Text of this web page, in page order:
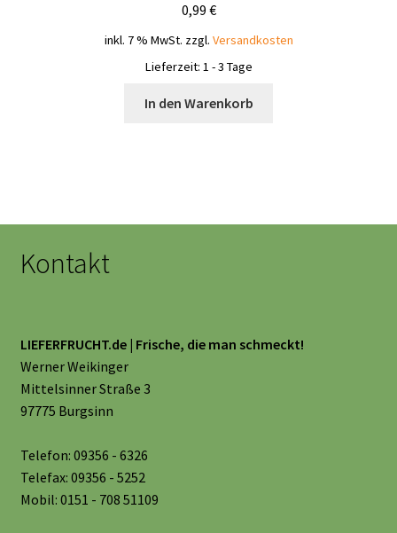
0,99 €
inkl. 7 % MwSt. zzgl. Versandkosten
Lieferzeit: 1 - 3 Tage
In den Warenkorb
Kontakt
LIEFERFRUCHT.de | Frische, die man schmeckt!
Werner Weikinger
Mittelsinner Straße 3
97775 Burgsinn
Telefon: 09356 - 6326
Telefax: 09356 - 5252
Mobil: 0151 - 708 51109